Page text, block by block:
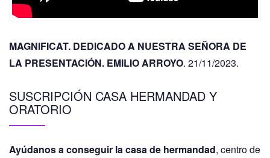
MAGNIFICAT. DEDICADO A NUESTRA SEÑORA DE
LA PRESENTACIÓN. EMILIO ARROYO. 21/11/2023.
SUSCRIPCIÓN CASA HERMANDAD Y
ORATORIO
Ayúdanos a conseguir la casa de hermandad, centro de